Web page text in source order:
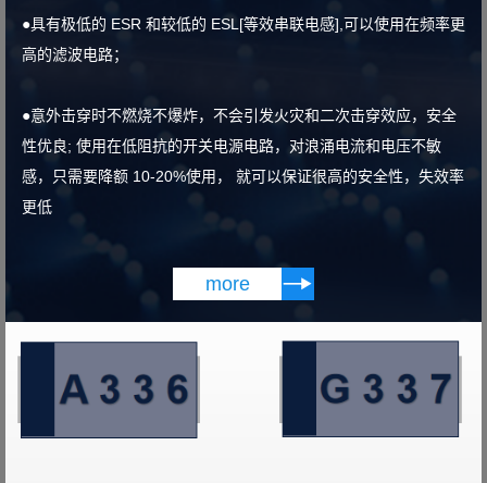
●具有极低的 ESR 和较低的 ESL[等效串联电感],可以使用在频率更
高的滤波电路；
●意外击穿时不燃烧不爆炸，不会引发火灾和二次击穿效应，安全
性优良; 使用在低阻抗的开关电源电路，对浪涌电流和电压不敏
感，只需要降额 10-20%使用， 就可以保证很高的安全性，失效率
更低
more 